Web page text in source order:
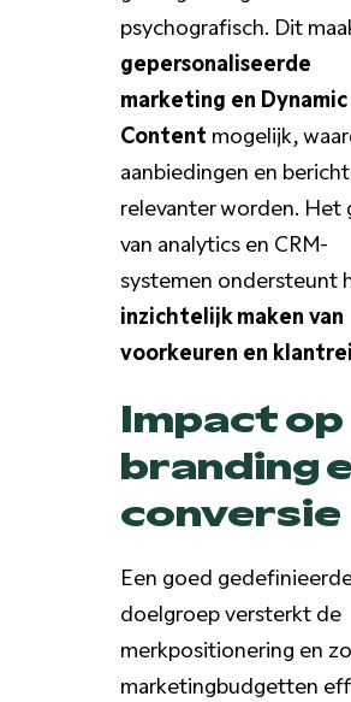
psychografisch. Dit
gepersonaliseerde
marketing en Dynamic
Content mogelijk,
aanbiedingen en
relevanter worden. Het
van analytics en CRM-
systemen ondersteunt
inzichtelijk maken van
voorkeuren en
Impact op
branding
conversie
Een goed
doelgroep versterkt de
merkpositionering en
marketingbudgetten